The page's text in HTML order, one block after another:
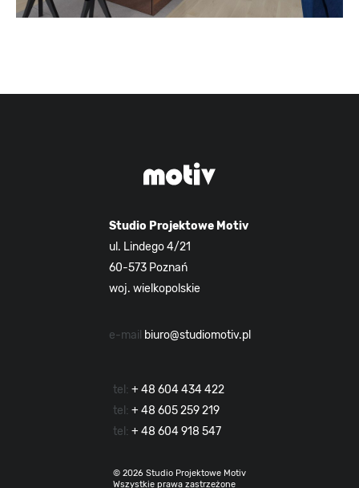
Studio Projektowe Motiv
ul. Lindego 4/21
60-573 Poznań
woj. wielkopolskie
e-mail biuro@studiomotiv.pl
tel: + 48 604 434 422
tel: + 48 605 259 219
tel: + 48 604 918 547
© 2026 Studio Projektowe Motiv
Wszystkie prawa zastrzeżone